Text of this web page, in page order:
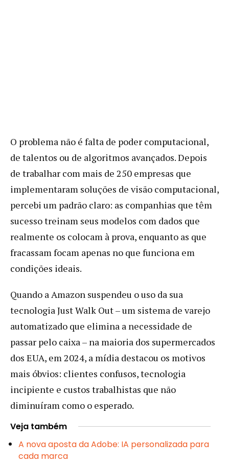
O problema não é falta de poder computacional,
de talentos ou de algoritmos avançados. Depois
de trabalhar com mais de 250 empresas que
implementaram soluções de visão computacional,
percebi um padrão claro: as companhias que têm
sucesso treinam seus modelos com dados que
realmente os colocam à prova, enquanto as que
fracassam focam apenas no que funciona em
condições ideais.
Quando a Amazon suspendeu o uso da sua
tecnologia Just Walk Out – um sistema de varejo
automatizado que elimina a necessidade de
passar pelo caixa – na maioria dos supermercados
dos EUA, em 2024, a mídia destacou os motivos
mais óbvios: clientes confusos, tecnologia
incipiente e custos trabalhistas que não
diminuíram como o esperado.
Veja também
A nova aposta da Adobe: IA personalizada para
cada marca